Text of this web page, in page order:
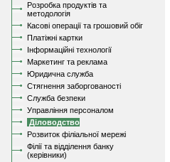
Розробка продуктів та
методологія
Касові операції та грошовий обіг
Платіжні картки
Інформаційні технології
Маркетинг та реклама
Юридична служба
Стягнення заборгованості
Служба безпеки
Управління персоналом
Діловодство
Розвиток філіальної мережі
Філії та відділення банку
(керівники)